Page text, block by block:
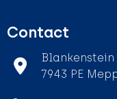
Contact
Blankenstein
7943 PE